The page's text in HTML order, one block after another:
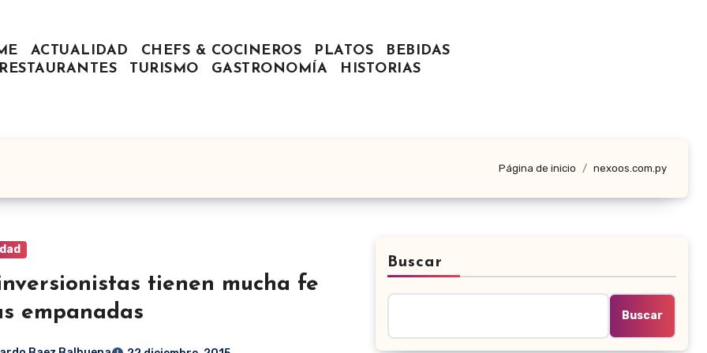
ACTUALIDAD CHEFS & COCINEROS PLATOS
BEBIDAS
RESTAURANTES
TURISMO GASTRONOMÍA HISTORIAS
Página de inicio nexoos.com.py
tienen mucha fe
empanadas
Buscar
Buscar